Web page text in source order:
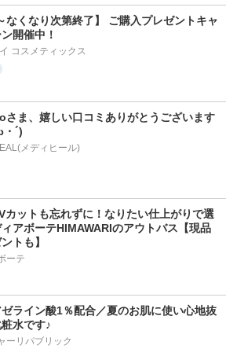
なくなり次第終了】 ご購入プレゼントキャ
開催中！
コスメティックス
ま、嬉しい口コミありがとうございます
´)
メディヒール)
カットも忘れずに！なりたい仕上がりで選
アボーテHIMAWARIのアウトバス【現品
トも】
ーテ
ライン酸1％配合／夏のお肌に使い心地抜
水です♪
ーリパブリック